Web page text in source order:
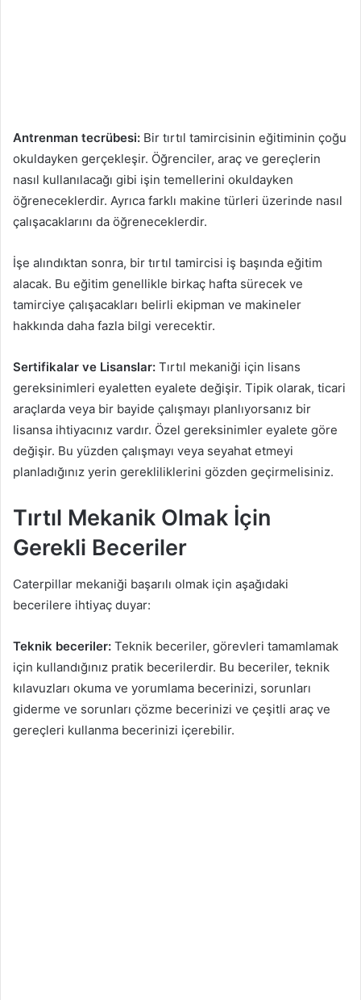
Antrenman tecrübesi: Bir tırtıl tamircisinin eğitiminin çoğu
okuldayken gerçekleşir. Öğrenciler, araç ve gereçlerin
nasıl kullanılacağı gibi işin temellerini okuldayken
öğreneceklerdir. Ayrıca farklı makine türleri üzerinde nasıl
çalışacaklarını da öğreneceklerdir.
İşe alındıktan sonra, bir tırtıl tamircisi iş başında eğitim
alacak. Bu eğitim genellikle birkaç hafta sürecek ve
tamirciye çalışacakları belirli ekipman ve makineler
hakkında daha fazla bilgi verecektir.
Sertifikalar ve Lisanslar: Tırtıl mekaniği için lisans
gereksinimleri eyaletten eyalete değişir. Tipik olarak, ticari
araçlarda veya bir bayide çalışmayı planlıyorsanız bir
lisansa ihtiyacınız vardır. Özel gereksinimler eyalete göre
değişir. Bu yüzden çalışmayı veya seyahat etmeyi
planladığınız yerin gerekliliklerini gözden geçirmelisiniz.
Tırtıl Mekanik Olmak İçin
Gerekli Beceriler
Caterpillar mekaniği başarılı olmak için aşağıdaki
becerilere ihtiyaç duyar:
Teknik beceriler: Teknik beceriler, görevleri tamamlamak
için kullandığınız pratik becerilerdir. Bu beceriler, teknik
kılavuzları okuma ve yorumlama becerinizi, sorunları
giderme ve sorunları çözme becerinizi ve çeşitli araç ve
gereçleri kullanma becerinizi içerebilir.